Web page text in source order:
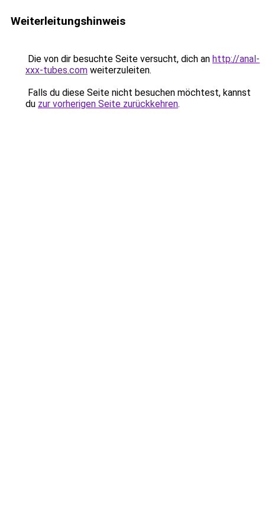
Weiterleitungshinweis
Die von dir besuchte Seite versucht, dich an http://anal-
xxx-tubes.com weiterzuleiten.
Falls du diese Seite nicht besuchen möchtest, kannst
du zur vorherigen Seite zurückkehren.